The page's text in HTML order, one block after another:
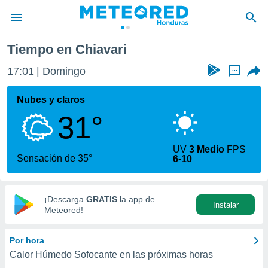
de
ha sido
calidad.
a este
las
y
digital
basada
Tiempo en Chiavari
17:01 Domingo ...
Nubes y claros
31°
Sensación de 35°
UV3 Medio FPS
6-10
¡Descarga GRATIS la app de
Meteored!
Instalar
Por hora
Calor Húmedo Sofocante en las próximas horas